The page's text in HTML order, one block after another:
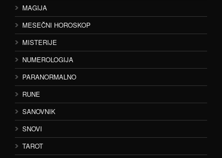
MAGIJA
MESEČNI HOROSKOP
MISTERIJE
NUMEROLOGIJA
PARANORMALNO
RUNE
SANOVNIK
SNOVI
TAROT